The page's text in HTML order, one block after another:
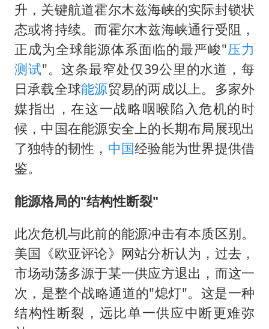
台当局重金为“台独”织“皇帝新衣”
商场现钱学森巨幅海报 负责人回应
几元成本的AI广告导致千万市值蒸发
老挝国会主席赛宋蓬逝世
购飞机票7分钟后退票被扣2022元
郑丽文：台湾从来没有“独立”过
白海豚将正面袭击贯穿浙江
升，关键航道霍尔木兹海峡的实际封锁状
态或将持续。而霍尔木兹海峡通行受阻，
正成为全球能源体系面临的最严峻"压力
测试"。这条最窄处仅39公里的水道，每
日承载全球能源贸易的两成以上。多家外
媒指出，在这一战略咽喉陷入危机的时
候，中国在能源安全上的长期布局展现出
了独特的韧性， 中国经验能为世界提供借
鉴。
能源格局的"结构性断裂"
此次危机与此前的能源冲击有本质区别。
美国《欧亚评论》网站分析认为，过去，
市场动荡多源于某一供应方退出，而这一
次，是整个战略通道的"熄灯"。这是一种
结构性断裂，远比单一供应中断更难弥